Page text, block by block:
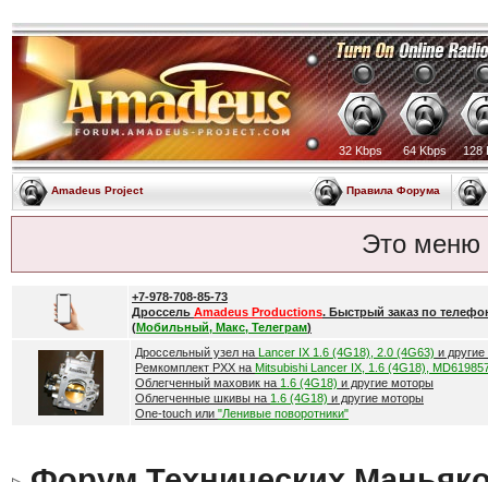
32 Kbps 64 Kbps 128
Amadeus Project Правила Форума
Это меню
+7-978-708-85-73
Дроссель Amadeus Productions. Быстрый заказ по
(Мобильный, Макс, Телеграм)
Дроссельный узел на Lancer IX 1.6 (4G18), 2.0 (4G63) и
Ремкомплект РХХ на Mitsubishi Lancer IX, 1.6 (4G18),
Облегченный маховик на 1.6 (4G18) и другие моторы
Облегченные шкивы на 1.6 (4G18) и другие моторы
One-touch или "Ленивые поворотники"